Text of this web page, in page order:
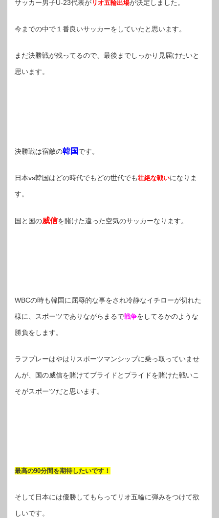
サッカー男子U-23代表が リオ五輪出場が決定しました。
今までの中で１番良いサッカーをしていたと思います。
まだ決勝戦が残ってるので、最後までしっかり見届けたいと
思います。
決勝戦は宿敵の韓国です。
日本vs韓国はどの時代でもどの世代でも壮絶な戦いになりま
す。
国と国の威信を賭けた違った空気のサッカーなります。
WBCの時も韓国に屈辱的な事をされ冷静なイチローが切れた
様に、スポーツでありながらまるで戦争をしてるかのような
勝負をします。
ラフプレーはやはりスポーツマンシップに乗っ取っていませ
んが、国の威信を賭けてプライドとプライドを賭けた戦いこ
そがスポーツだと思います。
最高の90分間を期待したいです！
そして日本には優勝してもらってリオ五輪に弾みをつけて欲
しいです。